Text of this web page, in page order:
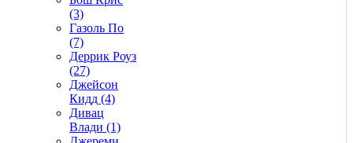
(3)
Газоль По
(7)
Деррик Роуз
(27)
Джейсон
Кидд (4)
Дивац
Влади (1)